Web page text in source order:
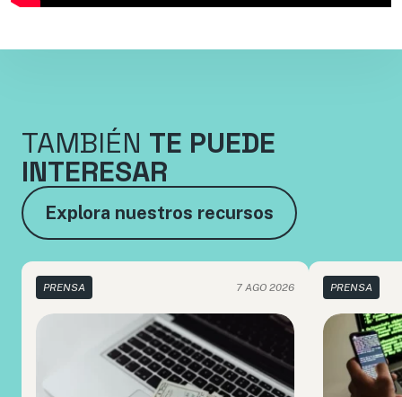
TAMBIÉN TE PUEDE
INTERESAR
Explora nuestros recursos
PRENSA 7 AGO 2026 PRENSA